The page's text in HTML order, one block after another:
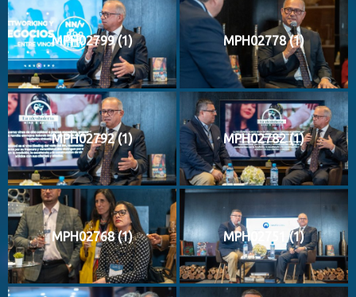
MPH02799 (1) MPH02778 (1)
MPH02792 (1) MPH02782 (1)
MPH02768 (1) MPH02751 (1)